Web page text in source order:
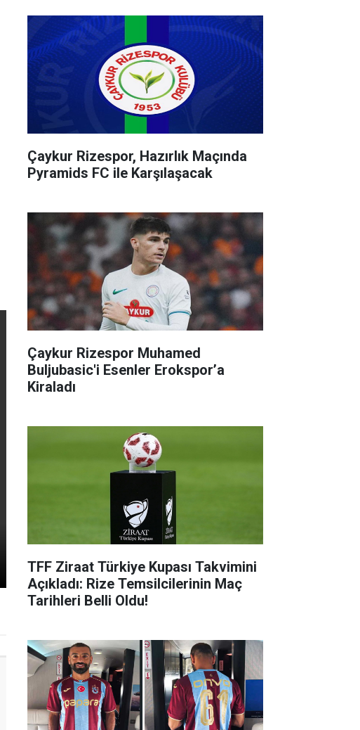
Çaykur Rizespor, Hazırlık Maçında
Pyramids FC ile Karşılaşacak
Çaykur Rizespor Muhamed
Buljubasic'i Esenler Erokspor’a
Kiraladı
TFF Ziraat Türkiye Kupası Takvimini
Açıkladı: Rize Temsilcilerinin Maç
Tarihleri Belli Oldu!